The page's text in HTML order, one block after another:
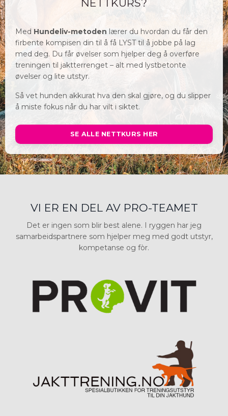
NETTKURS?
Med Hundeliv-metoden lærer du hvordan du får den
firbente kompisen din til å få LYST til å jobbe på lag
med deg. Du får øvelser som hjelper deg å overføre
treningen til jaktterrenget – alt med lystbetonte
øvelser og lite utstyr.
Så vet hunden akkurat hva den skal gjøre, og du slipper
å miste fokus når du har vilt i siktet.
SE ALLE NETTKURS HER
VI ER EN DEL AV PRO-TEAMET
Det er ingen som blir best alene. I ryggen har jeg
samarbeidspartnere som hjelper meg med godt utstyr,
kompetanse og fòr.